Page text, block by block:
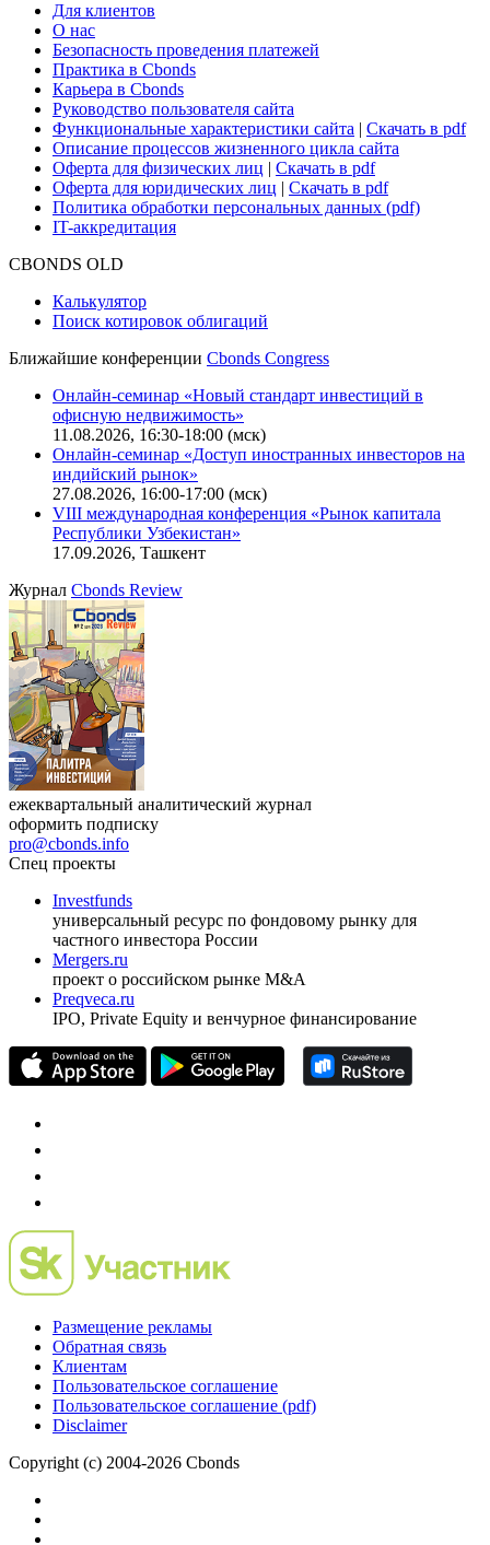
Для клиентов
О нас
Безопасность проведения платежей
Практика в Cbonds
Карьера в Cbonds
Руководство пользователя сайта
Функциональные характеристики сайта | Скачать в pdf
Описание процессов жизненного цикла сайта
Оферта для физических лиц | Скачать в pdf
Оферта для юридических лиц | Скачать в pdf
Политика обработки персональных данных (pdf)
IT-аккредитация
CBONDS OLD
Калькулятор
Поиск котировок облигаций
Ближайшие конференции Cbonds Congress
Онлайн-семинар «Новый стандарт инвестиций в
офисную недвижимость»
11.08.2026, 16:30-18:00 (мск)
Онлайн-семинар «Доступ иностранных инвесторов на
индийский рынок»
27.08.2026, 16:00-17:00 (мск)
VIII международная конференция «Рынок капитала
Республики Узбекистан»
17.09.2026, Ташкент
Журнал Cbonds Review
ежеквартальный аналитический журнал
оформить подписку
pro@cbonds.info
Спец проекты
Investfunds
универсальный ресурс по фондовому рынку для
частного инвестора России
Mergers.ru
проект о российском рынке M&A
Preqveca.ru
IPO, Private Equity и венчурное финансирование
Размещение рекламы
Обратная связь
Клиентам
Пользовательское соглашение
Пользовательское соглашение (pdf)
Disclaimer
Copyright (c) 2004-2026 Cbonds